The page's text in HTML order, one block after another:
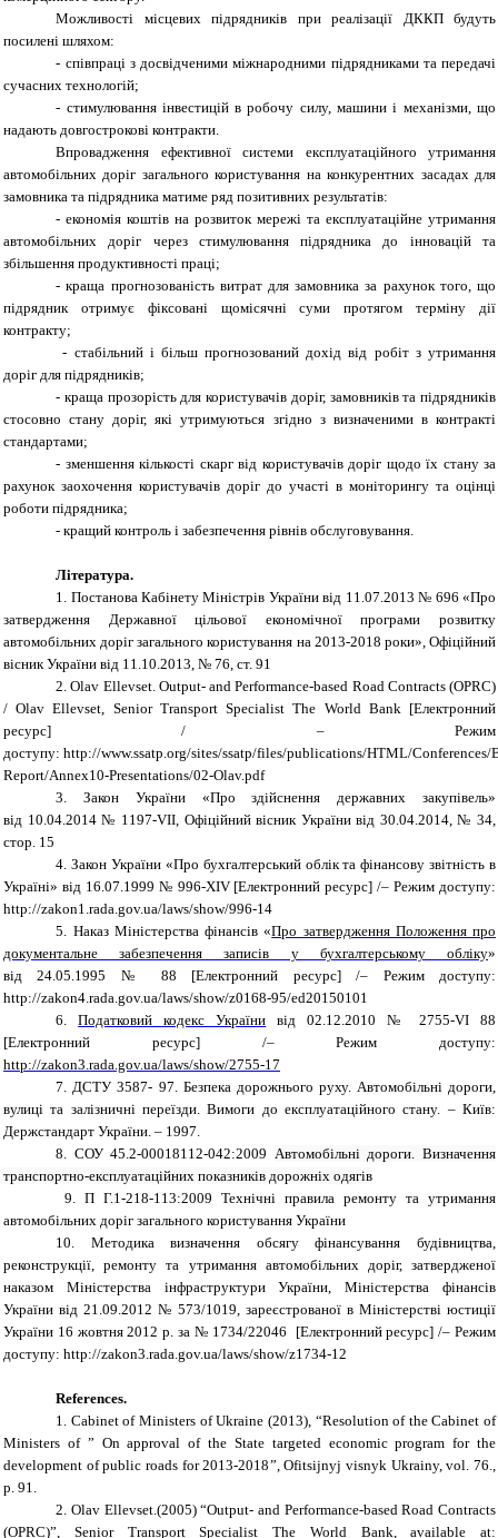
Можливості місцевих підрядників при реалізації ДККП будуть
посилені шляхом:
- співпраці з досвідченими міжнародними підрядниками та передачі
сучасних технологій;
- стимулювання інвестицій в робочу силу, машини і механізми, що
надають довгострокові контракти.
Впровадження ефективної системи експлуатаційного утримання
автомобільних доріг загального користування на конкурентних засадах для
замовника та підрядника матиме ряд позитивних результатів:
- економія коштів на розвиток мережі та експлуатаційне утримання
автомобільних доріг через стимулювання підрядника до інновацій та
збільшення продуктивності праці;
- краща прогнозованість витрат для замовника за рахунок того, що
підрядник отримує фіксовані щомісячні суми протягом терміну дії
контракту;
- стабільний і більш прогнозований дохід від робіт з утримання
доріг для підрядників;
- краща прозорість для користувачів доріг, замовників та підрядників
стосовно стану доріг, які утримуються згідно з визначеними в контракті
стандартами;
- зменшення кількості скарг від користувачів доріг щодо їх стану за
рахунок заохочення користувачів доріг до участі в моніторингу та оцінці
роботи підрядника;
- кращий контроль і забезпечення рівнів обслуговування.
Література.
1. Постанова Кабінету Міністрів України від 11.07.2013 № 696 «Про
затвердження Державної цільової економічної програми розвитку
автомобільних доріг загального користування на 2013-2018 роки», Офіційний
вісник України від 11.10.2013, № 76, ст. 91
2. Olav Ellevset. Output- and Performance-based Road Contracts (OPRC)
/ Olav Ellevset, Senior Transport Specialist The World Bank [Електронний
ресурс] /
– Режим
доступу: http://www.ssatp.org/sites/ssatp/files/publications/HTML/Conferences/
Report/Annex10-Presentations/02-Olav.pdf
3.Закон України «Про здійснення державних закупівель»
від 10.04.2014 № 1197-VII, Офіційний вісник України від 30.04.2014, № 34,
стор. 15
4. Закон України «Про бухгалтерський облік та фінансову звітність в
Україні» від 16.07.1999 № 996-XIV [Електронний ресурс] /– Режим доступу:
http://zakon1.rada.gov.ua/laws/show/996-14
5. Наказ Міністерства фінансів «Про затвердження Положення про
документальне забезпечення записів у бухгалтерському обліку»
від
24.05.1995 №
88 [Електронний ресурс] /– Режим доступу:
http://zakon4.rada.gov.ua/laws/show/z0168-95/ed20150101
6.Податковий кодекс України від 02.12.2010 №
2755-VI 88
[Електронний ресурс] /– Режим доступу:
http://zakon3.rada.gov.ua/laws/show/2755-17
7.ДСТУ 3587- 97. Безпека дорожнього руху. Автомобільні дороги,
вулиці та залізничні переїзди. Вимоги до експлуатаційного стану. – Київ:
Держстандарт України. – 1997.
8. СОУ 45.2-00018112-042:2009 Автомобільні дороги. Визначення
транспортно-експлуатаційних показників дорожніх одягів
9. П Г.1-218-113:2009 Технічні правила ремонту та утримання
автомобільних доріг загального користування України
10.
Методика визначення обсягу фінансування будівництва,
реконструкції, ремонту та утримання автомобільних доріг, затвердженої
наказом Міністерства інфраструктури України, Міністерства фінансів
України від 21.09.2012 № 573/1019, зареєстрованої в Міністерстві юстиції
України 16 жовтня 2012 р. за № 1734/22046 [Електронний ресурс] /– Режим
доступу: http://zakon3.rada.gov.ua/laws/show/z1734-12
References.
1. Cabinet of Ministers of Ukraine (2013), “Resolution of the Cabinet of
Ministers of ” On approval of the State targeted economic program for the
development of public roads for 2013-2018”,Ofitsijnyj visnyk Ukrainy, vol. 76.,
p. 91.
2. Olav Ellevset.(2005) “Output- and Performance-based Road Contracts
(OPRC)”, Senior Transport Specialist The World Bank,available at: